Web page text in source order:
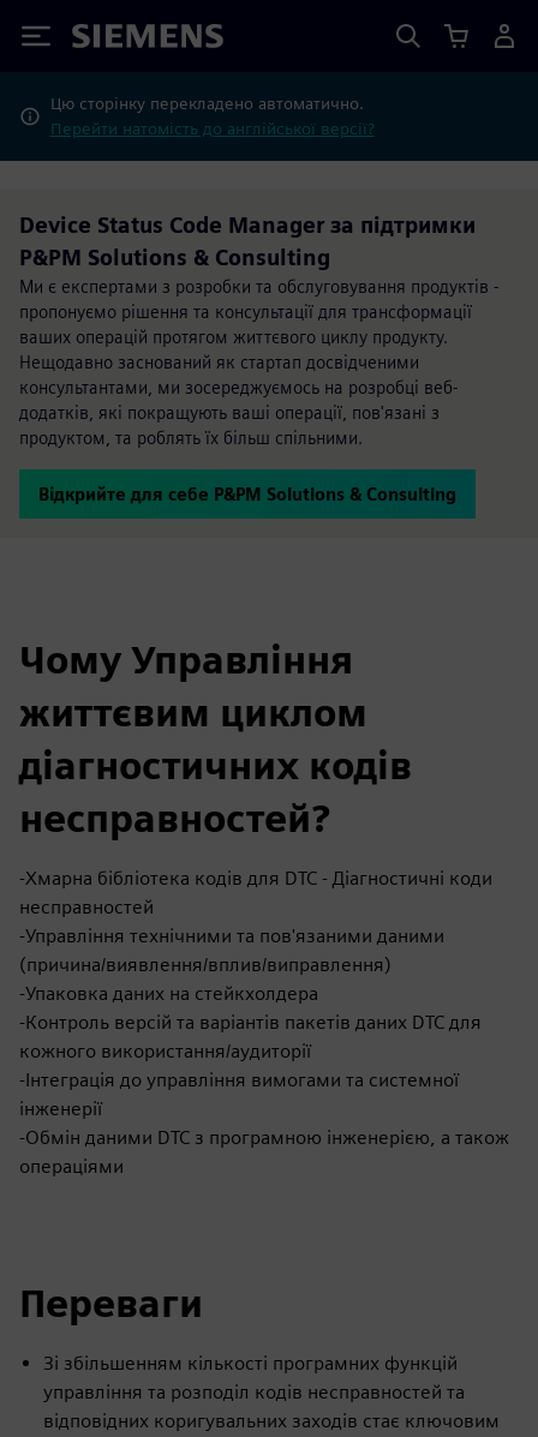
Siemens
Цю сторінку перекладено автоматично.
Перейти натомість до англійської версії?
Device Status Code Manager за підтримки
P&PM Solutions & Consulting
Ми є експертами з розробки та обслуговування продуктів -
пропонуємо рішення та консультації для трансформації
ваших операцій протягом життєвого циклу продукту.
Нещодавно заснований як стартап досвідченими
консультантами, ми зосереджуємось на розробці веб-
додатків, які покращують ваші операції, пов'язані з
продуктом, та роблять їх більш спільними.
Відкрийте для себе P&PM Solutions & Consulting
Чому Управління
життєвим циклом
діагностичних кодів
несправностей?
-Хмарна бібліотека кодів для DTC - Діагностичні коди
несправностей
-Управління технічними та пов'язаними даними
(причина/виявлення/вплив/виправлення)
-Упаковка даних на стейкхолдера
-Контроль версій та варіантів пакетів даних DTC для
кожного використання/аудиторії
-Інтеграція до управління вимогами та системної
інженерії
-Обмін даними DTC з програмною інженерією, а також
операціями
Переваги
Зі збільшенням кількості програмних функцій
управління та розподіл кодів несправностей та
відповідних коригувальних заходів стає ключовим